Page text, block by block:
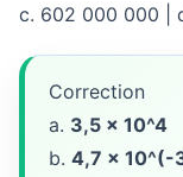
c. 602 000 000 |
Correction
a. 3,5 x 10^4
b. 4,7 x 10^(-